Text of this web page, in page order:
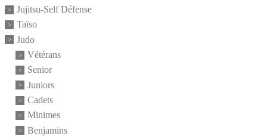
Jujitsu-Self Défense
Taïso
Judo
Vétérans
Senior
Juniors
Cadets
Minimes
Benjamins